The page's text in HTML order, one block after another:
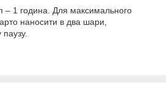
– 1 година. Для максимального
наносити в два шари,